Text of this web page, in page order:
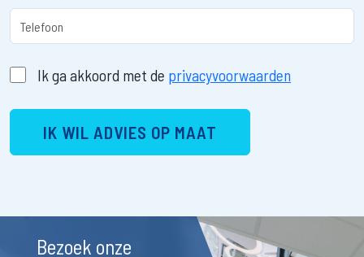
Ik ga akkoord met de privacyvoorwaarden
IK WIL ADVIES OP MAAT
Bezoek onze